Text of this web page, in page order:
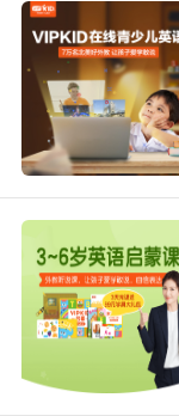
内容简介
《小象的陷阱
丛书中的一本
得意洋洋的样
个很棒的陷阱
到这里，小象
编辑推荐：